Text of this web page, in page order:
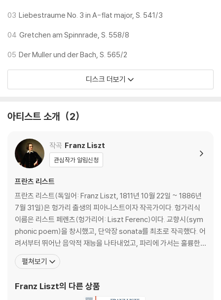
l 5/20(수) 성남 아트리움,
l 5/22(금) 울산중구 문화의전당,
l 5/30(토) 예술의전당 콘서트홀
03 Liebestraume No. 3 in A-flat major, S. 541/3
04 Gretchen am Spinnrade, S. 558/8
05 Der Muller und der Bach, S. 565/2
디스크 더보기
아티스트 소개 2
작곡 Franz Liszt
관심작가 알림신청
프란츠 리스트
프란츠 리스트(독일어: Franz Liszt, 1811년 10월 22일 ~ 1886년
7월 31일)은 헝가리 출생의 피아니스트이자 작곡가이다. 헝가리식
이름은 리스트 페렌츠(헝가리어: Liszt Ferenc)이다. 교향시(sym
phonic poem)을 창시했고, 단악장 sonata를 최초로 작곡했다. 어
려서부터 뛰어난 음악적 재능을 나타내었고, 파리에 가서는 훌륭한
연주가로 인정받아 "피아노의 왕"이라 불리었으며, 이 별칭은 오늘날
까지도 리스트를 의미하는 명칭으로 자리잡았다. 뛰어난 기교로 유럽
고 있다. 하지만 정작
펼쳐보기
Franz Liszt의 다른 상품